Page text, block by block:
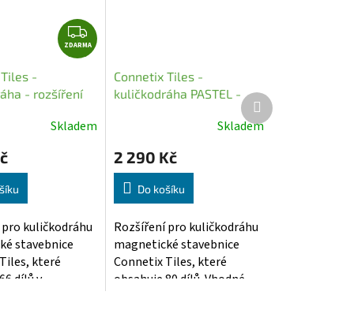
Z
D
A
ZDARMA
-
- rozšíření
Skladem
kuličkodráhu
stavebnice
které
dílů v...
Connetix Tiles -
kuličkodráha PASTEL -
Skladem
2 290 Kč
Do košíku
Rozšíření pro kuličkodráhu
magnetické stavebnice
Connetix Tiles, které
obsahuje 80 dílů. Vhodné...
Další
produkt